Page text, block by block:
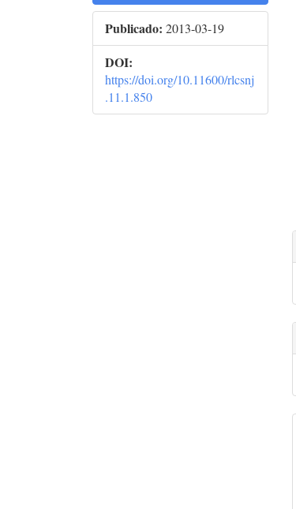
Publicado: 2013-03-19
DOI:
https://doi.org/10.11600/rlcsnj
.11.1.850